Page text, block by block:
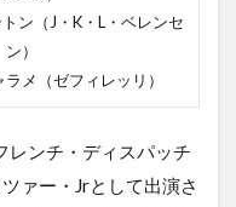
ン（J・K・L・ベレンセ
ン）
メ（ゼフィレッリ）
レンチ・ディスパッチ
ァー・Jrとして出演さ